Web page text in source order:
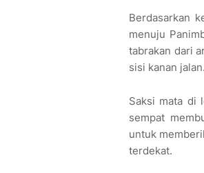
Berdasarkan
menuju
tabrakan dari
sisi kanan jalan.
Saksi mata di
sempat
untuk
terdekat.